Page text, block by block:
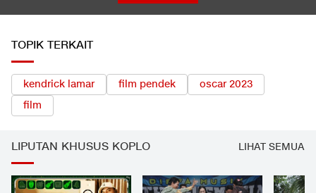
TOPIK TERKAIT
kendrick lamar film pendek
oscar 2023
film
LIPUTAN KHUSUS KOPLO LIHAT SEMUA